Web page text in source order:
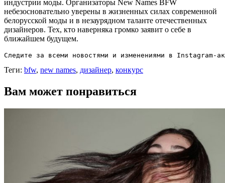
индустрии моды. Организаторы New Names BFW
небезосновательно уверены в жизненных силах современной
белорусской моды и в незаурядном таланте отечественных
дизайнеров. Тех, кто наверняка громко заявит о себе в
ближайшем будущем.
Следите за всеми новостями и изменениями в Instagram-
Теги: bfw, new names, дизайнер, конкурс
Вам может понравиться